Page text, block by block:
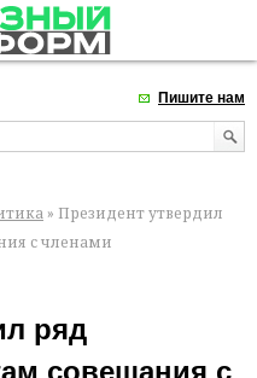
Пишите нам
» Президент утвердил
с членами
ряд